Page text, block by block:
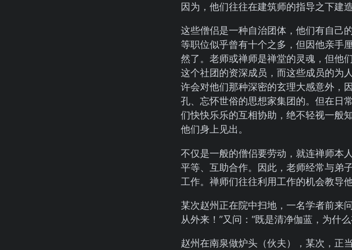
因为，他们往往在建筑师的指导之下建
这些僧侣是一种自治团体，他们有自己
等职位似乎曾有十个之多，但因他亲手
然了。老师或禅师是禅堂的灵魂，但他
这个社团的资深成员，而这些成员的为
许会对他们那种深密的玄理大感意外，
孔、忘怀世俗的思想家集团的。但在日
们快快乐乐的互相协助，绝不轻视一般
他们身上见出。
不仅是一般的僧侣要劳动，就连禅师本
平等、互助合作。因此，老师经常与弟
工作。禅师们往往利用工作的机会教导
某次赵州正在院中扫地，一名学者前来
从外来！”又问：“既是清净伽蓝，为什
赵州在南泉做炉头（伙夫），某次，正